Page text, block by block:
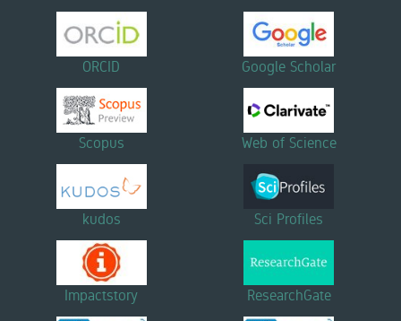
ORCID Google Scholar
Scopus Web of Science
kudos Sci Profiles
Impactstory ResearchGate